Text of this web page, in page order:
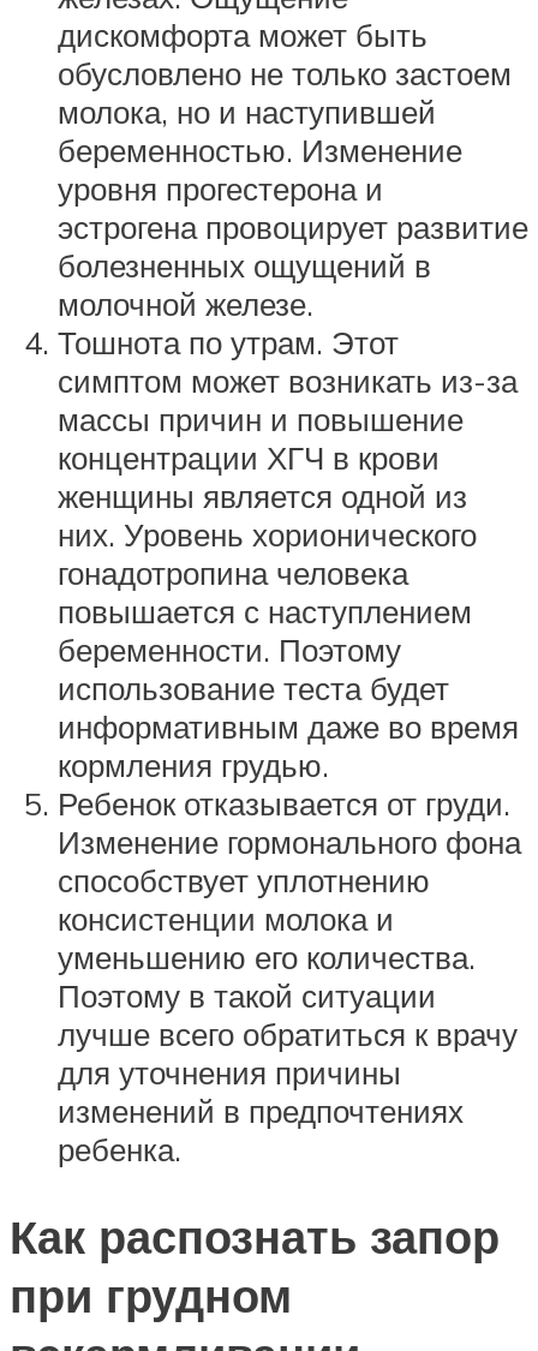
дискомфорта может быть
обусловлено не только застоем
молока, но и наступившей
беременностью. Изменение
уровня прогестерона и
эстрогена провоцирует развитие
болезненных ощущений в
молочной железе.
Тошнота по утрам. Этот
симптом может возникать из-за
массы причин и повышение
концентрации ХГЧ в крови
женщины является одной из
них. Уровень хорионического
гонадотропина человека
повышается с наступлением
беременности. Поэтому
использование теста будет
информативным даже во время
кормления грудью.
Ребенок отказывается от груди.
Изменение гормонального фона
способствует уплотнению
консистенции молока и
уменьшению его количества.
Поэтому в такой ситуации
лучше всего обратиться к врачу
для уточнения причины
изменений в предпочтениях
ребенка.
Как распознать запор
при грудном